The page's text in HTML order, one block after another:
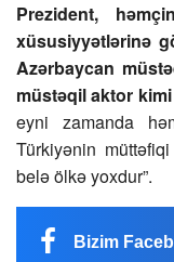
Prezident,
xüsusiyyətlərinə
Azərbaycan
müstəqil aktor
eyni zamanda
Türkiyənin
belə ölkə yoxdur”.
Bizim